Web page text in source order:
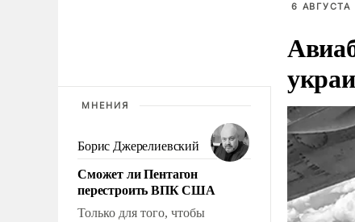
МНЕНИЯ
Борис Джерелиевский
Сможет ли Пентагон
перестроить ВПК США
Только для того, чтобы
6 АВГУСТА